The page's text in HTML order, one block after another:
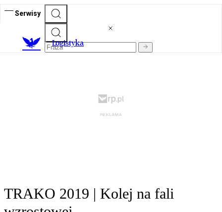
Serwisy
Logistyka
TRAKO 2019 | Kolej na fali